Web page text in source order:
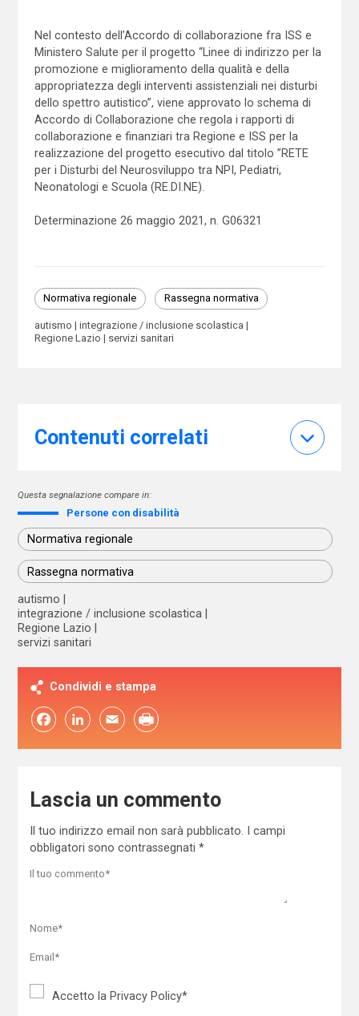
Nel contesto dell’Accordo di collaborazione fra ISS e
Ministero Salute per il progetto “Linee di indirizzo per la
promozione e miglioramento della qualità e della
appropriatezza degli interventi assistenziali nei disturbi
dello spettro autistico”, viene approvato lo schema di
Accordo di Collaborazione che regola i rapporti di
collaborazione e finanziari tra Regione e ISS per la
realizzazione del progetto esecutivo dal titolo ”RETE
per i Disturbi del Neurosviluppo tra NPI, Pediatri,
Neonatologi e Scuola (RE.DI.NE).
Determinazione 26 maggio 2021, n. G06321
Normativa regionale Rassegna normativa
autismo
integrazione / inclusione scolastica
Regione Lazio
servizi sanitari
Contenuti correlati
Questa segnalazione compare in:
Persone con disabilità
Normativa regionale
Rassegna normativa
autismo
integrazione / inclusione scolastica
Regione Lazio
servizi sanitari
Condividi e stampa
FacebookLinkedIn Email
Lascia un commento
Il tuo indirizzo email non sarà pubblicato.
I campi
obbligatori sono contrassegnati *
Accetto la Privacy Policy*